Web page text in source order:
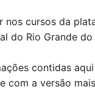
cursos da
Rio Grande do
contidas
a versão